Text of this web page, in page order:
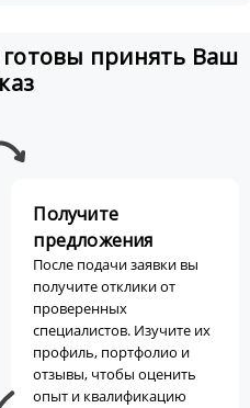
готовы принять Ваш
Получите
предложения
После подачи заявки вы
получите отклики от
проверенных
специалистов. Изучите их
профиль, портфолио и
отзывы, чтобы оценить
опыт и квалификацию